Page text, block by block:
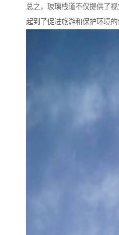
总之，玻璃栈道不仅提供了
起到了促进旅游和保护环境的